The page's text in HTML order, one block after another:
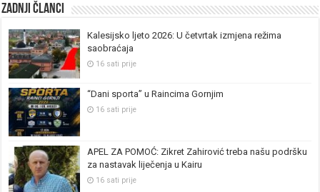
Zadnji članci
Kalesijsko ljeto 2026: U četvrtak izmjena režima
saobraćaja
16 sati prije
“Dani sporta” u Raincima Gornjim
16 sati prije
APEL ZA POMOĆ: Zikret Zahirović treba našu podršku
za nastavak liječenja u Kairu
16 sati prije